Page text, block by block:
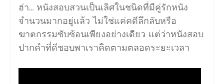
ฮ่า… หนังสอบสวนเป็นเลิศในชนิดที่มีคู่รักหนัง
จำนวนมากอยู่แล้ว ไม่ใช่แค่คดีลึกลับหรือ
ฆาตกรรมซับซ้อนเพียงอย่างเดียว แต่ว่าหนังสอบ
ปากคำที่ดีชอบพาเราคิดตามตลอดระยะเวลา